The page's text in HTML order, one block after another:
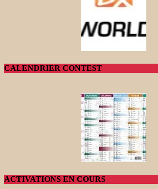
CALENDRIER CONTEST
ACTIVATIONS EN COURS